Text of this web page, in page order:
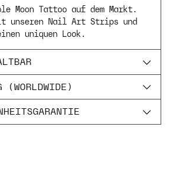
Moon Tattoo auf dem Markt.
unseren Nail Art Strips und
uniquen Look.
(WORLDWIDE)